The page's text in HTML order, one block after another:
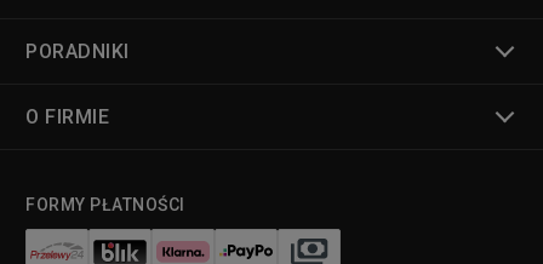
PORADNIKI
O FIRMIE
FORMY PŁATNOŚCI